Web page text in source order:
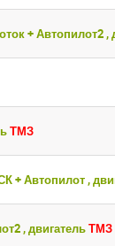
+ Автопилот2 ,
ТМЗ
+ Автопилот ,
, двигательТМЗ